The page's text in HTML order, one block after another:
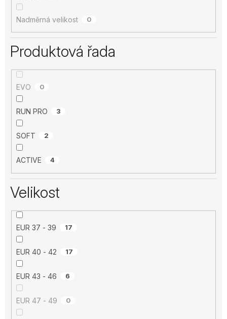
Nadměrná velikost 0
Produktová řada
EVO 0
RUN PRO 3
SOFT 2
ACTIVE 4
Velikost
EUR 37 - 39 17
EUR 40 - 42 17
EUR 43 - 46 6
EUR 47 - 49 0